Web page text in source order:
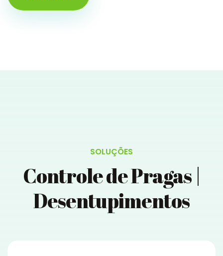
SOLUÇÕES
Controle de Pragas |
Desentupimentos